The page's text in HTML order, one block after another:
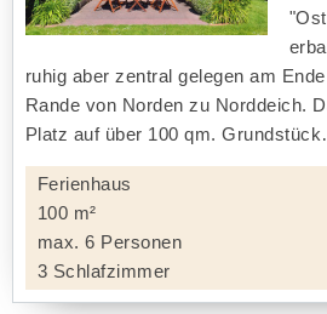
ruhig aber zentral gelegen am
Rande von Norden zu Norddeich.
Platz auf über 100 qm. Grundstück
Ferienhaus
100 m²
max. 6 Personen
3 Schlafzimmer